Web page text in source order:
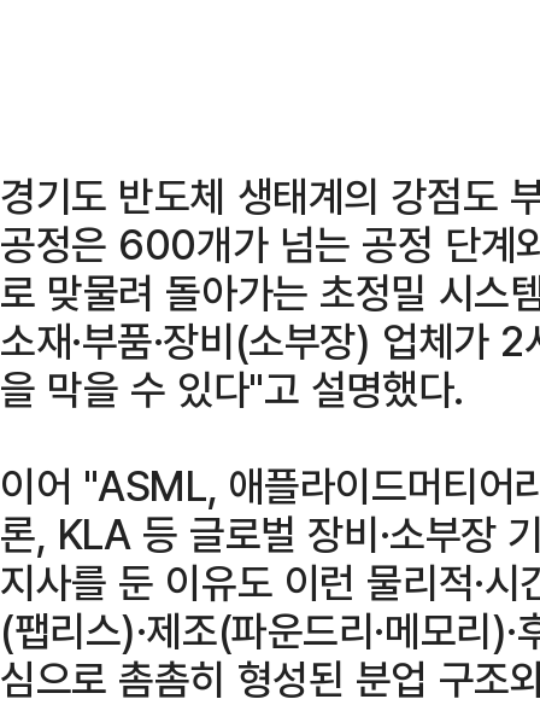
경기도 반도체 생태계의 강점도
공정은 600개가 넘는 공정 단계
로 맞물려 돌아가는 초정밀 시스
소재·부품·장비(소부장) 업체가
을 막을 수 있다"고 설명했다.
이어 "ASML, 애플라이드머티어
론, KLA 등 글로벌 장비·소부장
지사를 둔 이유도 이런 물리적·
(팹리스)·제조(파운드리·메모리
심으로 촘촘히 형성된 분업 구조